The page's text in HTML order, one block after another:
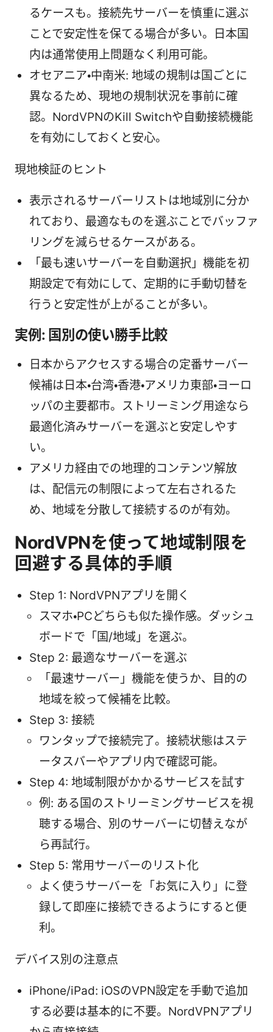
るケースも。接続先サーバーを慎重に選ぶ
ことで安定性を保てる場合が多い。日本国
内は通常使用上問題なく利用可能。
オセアニア・中南米: 地域の規制は国ごとに
異なるため、現地の規制状況を事前に確
認。NordVPNのKill Switchや自動接続機能
を有効にしておくと安心。
現地検証のヒント
表示されるサーバーリストは地域別に分か
れており、最適なものを選ぶことでバッファ
リングを減らせるケースがある。
「最も速いサーバーを自動選択」機能を初
期設定で有効にして、定期的に手動切替を
行うと安定性が上がることが多い。
実例: 国別の使い勝手比較
日本からアクセスする場合の定番サーバー
候補は日本・台湾・香港・アメリカ東部・ヨーロ
ッパの主要都市。ストリーミング用途なら
最適化済みサーバーを選ぶと安定しやす
い。
アメリカ経由での地理的コンテンツ解放
は、配信元の制限によって左右されるた
め、地域を分散して接続するのが有効。
NordVPNを使って地域制限を
回避する具体的手順
Step 1: NordVPNアプリを開く
スマホ・PCどちらも似た操作感。ダッシュ
ボードで「国/地域」を選ぶ。
Step 2: 最適なサーバーを選ぶ
「最速サーバー」機能を使うか、目的の
地域を絞って候補を比較。
Step 3: 接続
ワンタップで接続完了。接続状態はステ
ータスバーやアプリ内で確認可能。
Step 4: 地域制限がかかるサービスを試す
例: ある国のストリーミングサービスを視
聴する場合、別のサーバーに切替えなが
ら再試行。
Step 5: 常用サーバーのリスト化
よく使うサーバーを「お気に入り」に登
録して即座に接続できるようにすると便
利。
デバイス別の注意点
iPhone/iPad: iOSのVPN設定を手動で追加
する必要は基本的に不要。NordVPNアプリ